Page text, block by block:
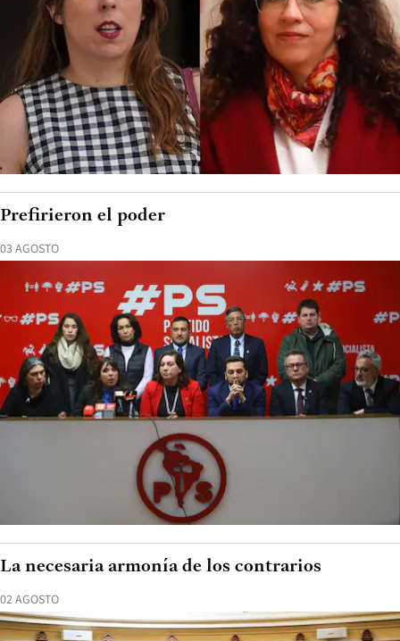
03 AGOSTO
Prefirieron el poder
02 AGOSTO
La necesaria armonía de los contrarios